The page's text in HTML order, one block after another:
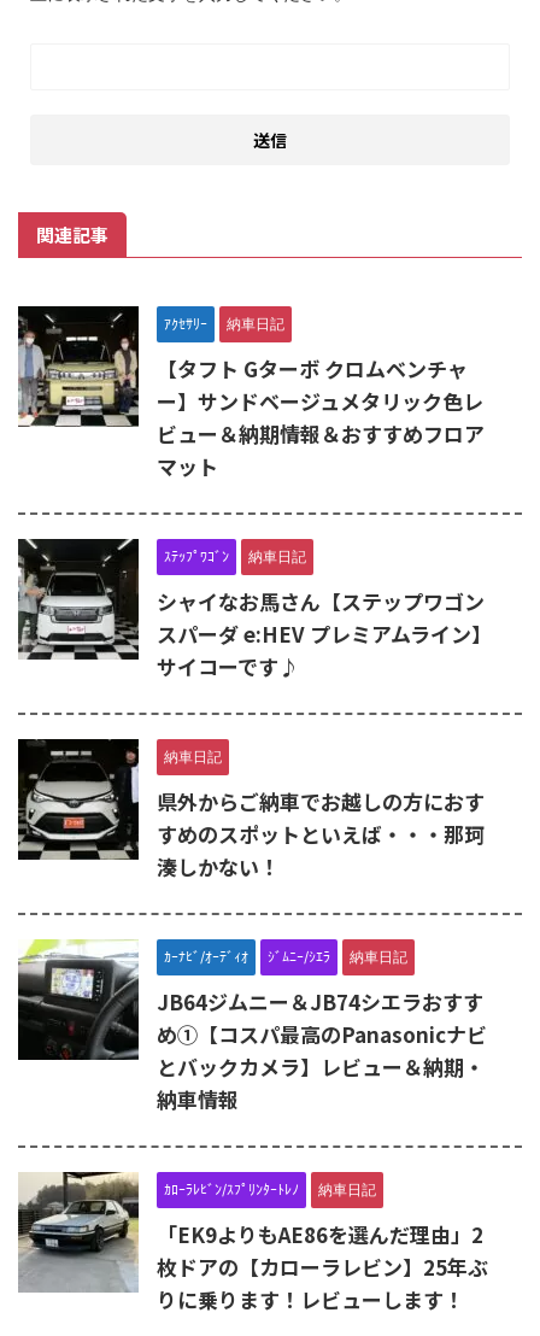
関連記事
ｱｸｾｻﾘｰ 納車日記
【タフト Gターボ クロムベンチャ
ー】サンドベージュメタリック色レ
ビュー＆納期情報＆おすすめフロア
マット
ｽﾃｯﾌﾟﾜｺﾞﾝ 納車日記
シャイなお馬さん【ステップワゴン
スパーダ e:HEV プレミアムライン】
サイコーです♪
納車日記
県外からご納車でお越しの方におす
すめのスポットといえば・・・那珂
湊しかない！
ｶｰﾅﾋﾞ/ｵｰﾃﾞｨｵ ｼﾞﾑﾆｰ/ｼｴﾗ 納車日記
JB64ジムニー＆JB74シエラおすす
め①【コスパ最高のPanasonicナビ
とバックカメラ】レビュー＆納期・
納車情報
ｶﾛｰﾗﾚﾋﾞﾝ/ｽﾌﾟﾘﾝﾀｰﾄﾚﾉ 納車日記
「EK9よりもAE86を選んだ理由」2
枚ドアの【カローラレビン】25年ぶ
りに乗ります！レビューします！